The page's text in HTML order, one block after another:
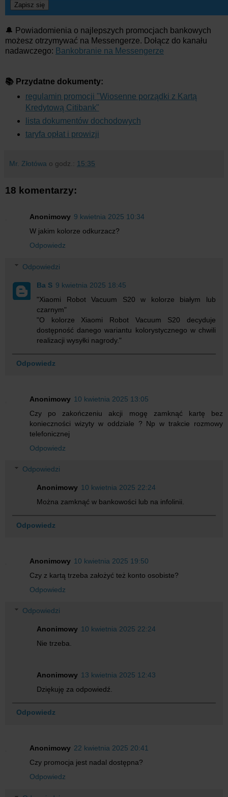
Zapisz się
🔔 Powiadomienia o najlepszych promocjach bankowych
możesz otrzymywać na Messengerze. Dołącz do kanału
nadawczego: Bankobranie na Messengerze
📚 Przydatne dokumenty:
regulamin promocji "Wiosenne porządki z Kartą
Kredytową Citibank"
lista dokumentów dochodowych
taryfa opłat i prowizji
Mr. Złotówa o godz.: 15:35
18 komentarzy:
Anonimowy 9 kwietnia 2025 10:34
W jakim kolorze odkurzacz?
Odpowiedz
Odpowiedzi
Ba S 9 kwietnia 2025 18:45
"Xiaomi Robot Vacuum S20 w kolorze białym lub
czarnym"
"O kolorze Xiaomi Robot Vacuum S20 decyduje
dostępność danego wariantu kolorystycznego w chwili
realizacji wysyłki nagrody."
Odpowiedz
Anonimowy 10 kwietnia 2025 13:05
Czy po zakończeniu akcji mogę zamknąć kartę bez
konieczności wizyty w oddziale ? Np w trakcie rozmowy
telefonicznej
Odpowiedz
Odpowiedzi
Anonimowy 10 kwietnia 2025 22:24
Można zamknąć w bankowości lub na infolinii.
Odpowiedz
Anonimowy 10 kwietnia 2025 19:50
Czy z kartą trzeba założyć też konto osobiste?
Odpowiedz
Odpowiedzi
Anonimowy 10 kwietnia 2025 22:24
Nie trzeba.
Anonimowy 13 kwietnia 2025 12:43
Dziękuję za odpowiedź.
Odpowiedz
Anonimowy 22 kwietnia 2025 20:41
Czy promocja jest nadal dostępna?
Odpowiedz